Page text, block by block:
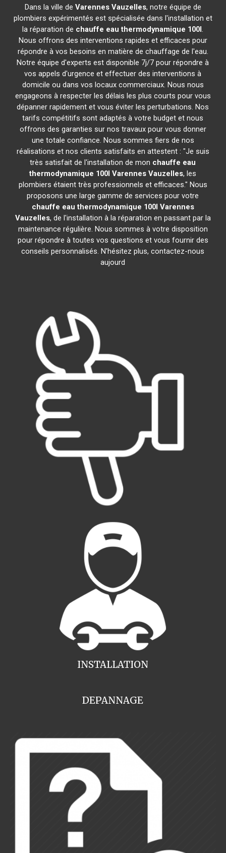
Dans la ville de Varennes Vauzelles, notre équipe de
plombiers expérimentés est spécialisée dans l'installation et
la réparation de chauffe eau thermodynamique 100l.
Nous offrons des interventions rapides et efficaces pour
répondre à vos besoins en matière de chauffage de l'eau.
Notre équipe d'experts est disponible 7j/7 pour répondre à
vos appels d'urgence et effectuer des interventions à
domicile ou dans vos locaux commerciaux. Nous nous
engageons à respecter les délais les plus courts pour vous
dépanner rapidement et vous éviter les perturbations. Nos
tarifs compétitifs sont adaptés à votre budget et nous
offrons des garanties sur nos travaux pour vous donner
une totale confiance. Nous sommes fiers de nos
réalisations et nos clients satisfaits en attestent : "Je suis
très satisfait de l'installation de mon chauffe eau
thermodynamique 100l Varennes Vauzelles, les
plombiers étaient très professionnels et efficaces." Nous
proposons une large gamme de services pour votre
chauffe eau thermodynamique 100l Varennes
Vauzelles, de l'installation à la réparation en passant par la
maintenance régulière. Nous sommes à votre disposition
pour répondre à toutes vos questions et vous fournir des
conseils personnalisés. N'hésitez plus, contactez-nous
aujourd
INSTALLATION
DEPANNAGE